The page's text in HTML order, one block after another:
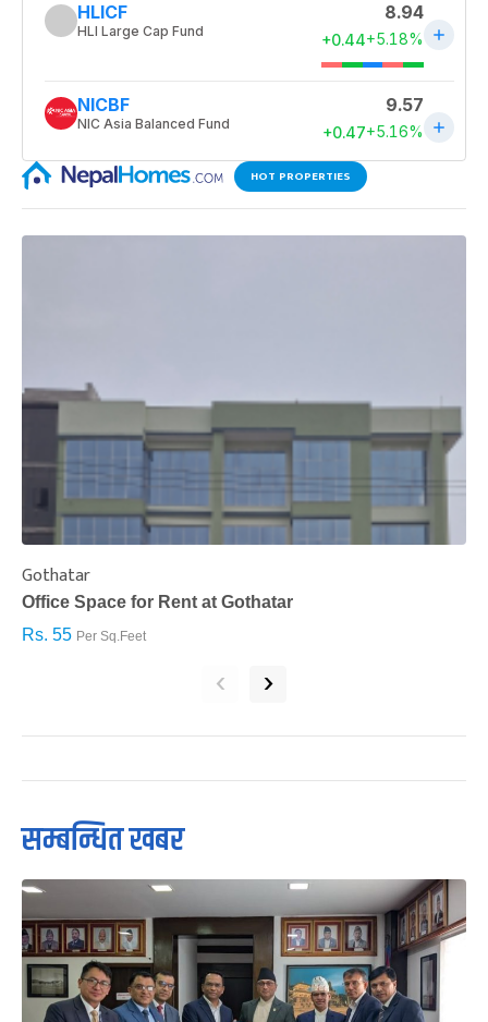
HOT PROPERTIES
Gothatar
Office Space for Rent at Gothatar
Rs. 55 Per Sq.Feet
‹ ›
सम्बन्धित खबर